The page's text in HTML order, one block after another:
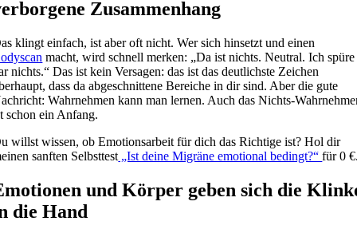
Zusammenhang
klingt einfach, ist aber oft nicht. Wer sich hinsetzt und einen
macht, wird schnell merken: „Da ist nichts. Neutral. Ich spüre
nichts.“ Das ist kein Versagen: das ist das deutlichste Zeichen
dass da abgeschnittene Bereiche in dir sind. Aber die gute
Wahrnehmen kann man lernen. Auch das Nichts-
schon ein Anfang.
willst wissen, ob Emotionsarbeit für dich das Richtige ist? Hol dir
sanften Selbsttest „Ist deine Migräne emotional bedingt?“für 0
und Körper geben sich die
die Hand